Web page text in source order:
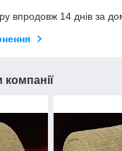
впродовж 14 днів за
компанії